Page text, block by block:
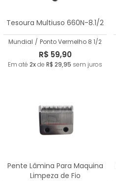
Tesoura Multiuso 660N-8.1/2
Mundial / Ponto Vermelho 8 1/2
R$ 59,90
Em até 2xde R$ 29,95 sem juros
Pente Lâmina Para Maquina
Limpeza de Fio